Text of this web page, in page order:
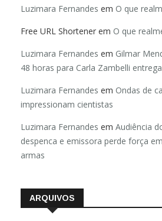
Luzimara Fernandes em O que
Free URL Shortener em O que
Luzimara Fernandes em Gilmar
48 horas para Carla Zambelli
Luzimara Fernandes em Ondas de
impressionam cientistas
Luzimara Fernandes em Audiência
despenca e emissora perde força
armas
ARQUIVOS